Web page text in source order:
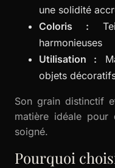
une solidité
Coloris :
harmonieuses
Utilisation :
objets
Son grain distinctif
matière idéale pour
soigné.
Pourquoi